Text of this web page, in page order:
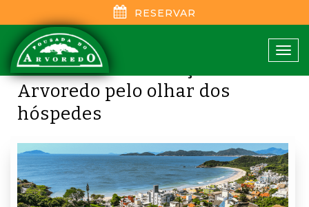
RESERVAR
Melhores pousadas em
Bombinhas: Conheça a
Arvoredo pelo olhar dos
hóspedes